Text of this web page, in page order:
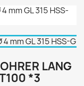
LANG
*3